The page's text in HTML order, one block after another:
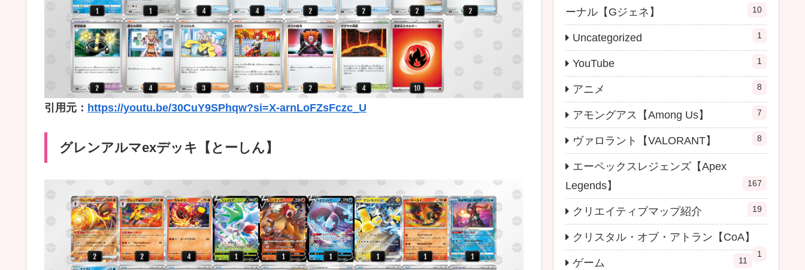
引用元： https://youtu.be/30CuY9SPhqw?si=X-arnLoFZsFczc_U
グレンアルマexデッキ【とーしん】
ーナル【Gジェネ】
10
Uncategorized 1
YouTube 1
アニメ 8
アモングアス【Among Us】 7
ヴァロラント【VALORANT】 8
エーペックスレジェンズ【Apex
Legends】
167
クリエイティブマップ紹介 19
クリスタル・オブ・アトラン【CoA】
1
ゲーム 11